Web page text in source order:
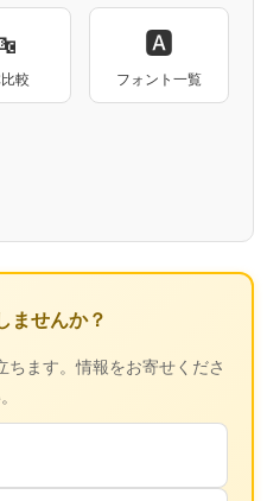
較
🅰
フォント一覧
ませんか？
ます。情報をお寄せくださ